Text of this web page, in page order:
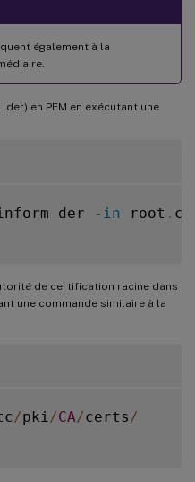
également à la
en PEM en exécutant une
der - in root .
de certification racine dans
une commande similaire à la
/pki /CA/certs /